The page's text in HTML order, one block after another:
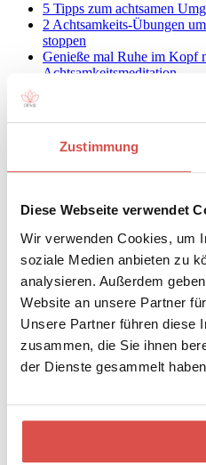
Zustimmung
Diese Webseite verwendet
Wir verwenden Cookies, um
soziale Medien anbieten zu
analysieren. Außerdem
Website an unsere Partner
Unsere Partner führen diese
zusammen, die Sie ihnen
der Dienste gesammelt
5 Tipps zum achtsamen
2 Achtsamkeits-Übungen
stoppen
Genieße mal Ruhe im Kopf
Achtsamkeitsmeditation
zum Ausdruck
Deine Bedürfnisse ausdrücken
Wie du andere
Wie funktioniert Gewaltfreie
Interview mit Gabriele
Vergiss nicht zu leben:
Tonne
Meine amerikanische
Ein geduldiger Mensch
Die Kunst des achtsamen
Wie du an deiner
Achtsamkeit und Kinder:
kriegst (2)
Kinder spielend in die
Warum Grübeln deine